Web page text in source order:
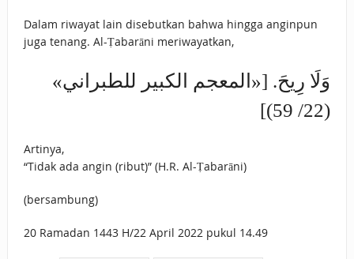
Dalam riwayat lain disebutkan bahwa hingga anginpun
juga tenang. Al-Ṭabarāni meriwayatkan,
وَلَا رِيحَ. [«المعجم الكبير للطبراني»
(22/ 59)]
Artinya,
“Tidak ada angin (ribut)” (H.R. Al-Ṭabarāni)
(bersambung)
20 Ramadan 1443 H/22 April 2022 pukul 14.49